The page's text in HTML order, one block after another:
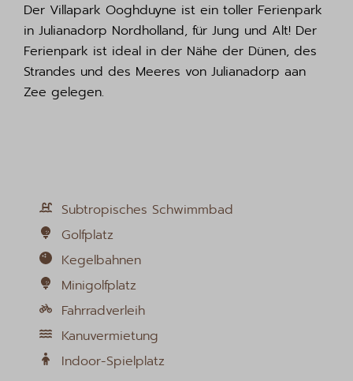
Der Villapark Ooghduyne ist ein toller Ferienpark
in Julianadorp Nordholland, für Jung und Alt! Der
Ferienpark ist ideal in der Nähe der Dünen, des
Strandes und des Meeres von Julianadorp aan
Zee gelegen.
Subtropisches Schwimmbad
Golfplatz
Kegelbahnen
Minigolfplatz
Fahrradverleih
Kanuvermietung
Indoor-Spielplatz